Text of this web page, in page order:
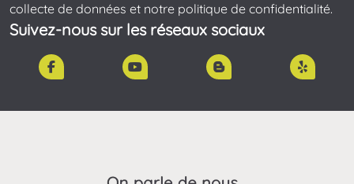
collecte de données et notre politique de confidentialité.
Suivez-nous sur les réseaux sociaux